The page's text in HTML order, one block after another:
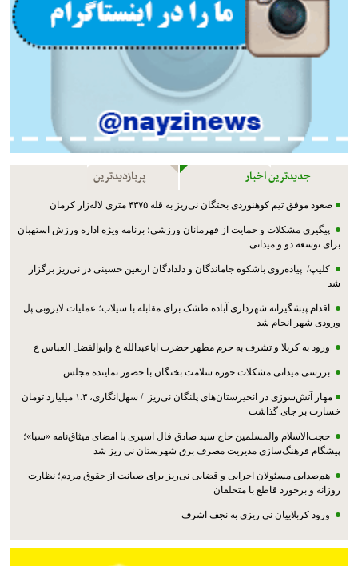
جدیدترین اخبار پربازدیدترین
صعود موفق تیم کوهنوردی بختگان نی‌ریز به قله ۴۳۷۵ متری لاله‌زار کرمان
پیگیری مشکلات و حمایت از قهرمانان ورزشی؛ برنامه ویژه اداره ورزش استهبان
برای توسعه دو و میدانی
کلیپ/ پیاده‌روی باشکوه جاماندگان و دلدادگان اربعین حسینی در نی‌ریز برگزار
شد
اقدام پیشگیرانه شهرداری آباده طشک برای مقابله با سیلاب؛ عملیات لایروبی پل
ورودی شهر انجام شد
ورود به کربلا و تشرف به حرم مطهر حضرت اباعبدالله ع وابوالفضل العباس ع
بررسی میدانی مشکلات حوزه سلامت بختگان با حضور نماینده مجلس
مهار آتش‌سوزی در انجیرستان‌های پلنگان نی‌ریز / سهل‌انگاری، ۱.۳ میلیارد تومان
خسارت بر جای گذاشت
حجت‌الاسلام والمسلمین حاج سید صادق فال اسیری با امضای میثاق‌نامه «سبا»؛
پیشگام فرهنگ‌سازی مدیریت مصرف برق شهرستان نی ریز شد
هم‌صدایی مسئولان اجرایی و قضایی نی‌ریز برای صیانت از حقوق مردم؛ نظارت
روزانه و برخورد قاطع با متخلفان
ورود کربلاییان نی ریزی به نجف اشرف